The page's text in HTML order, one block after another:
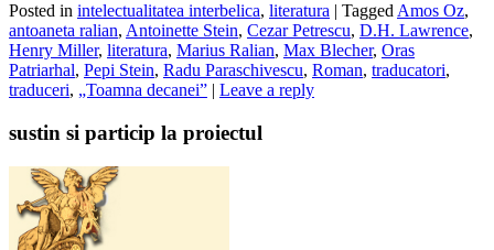
Posted in intelectualitatea interbelica, literatura | Tagged Amos Oz,
antoaneta ralian, Antoinette Stein, Cezar Petrescu, D.H. Lawrence,
Henry Miller, literatura, Marius Ralian, Max Blecher, Oras
Patriarhal, Pepi Stein, Radu Paraschivescu, Roman, traducatori,
traduceri, „Toamna decanei” | Leave a reply
sustin si particip la proiectul